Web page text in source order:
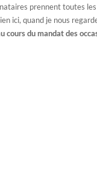
prennent toutes
ici, quand je nous
cours du mandat des